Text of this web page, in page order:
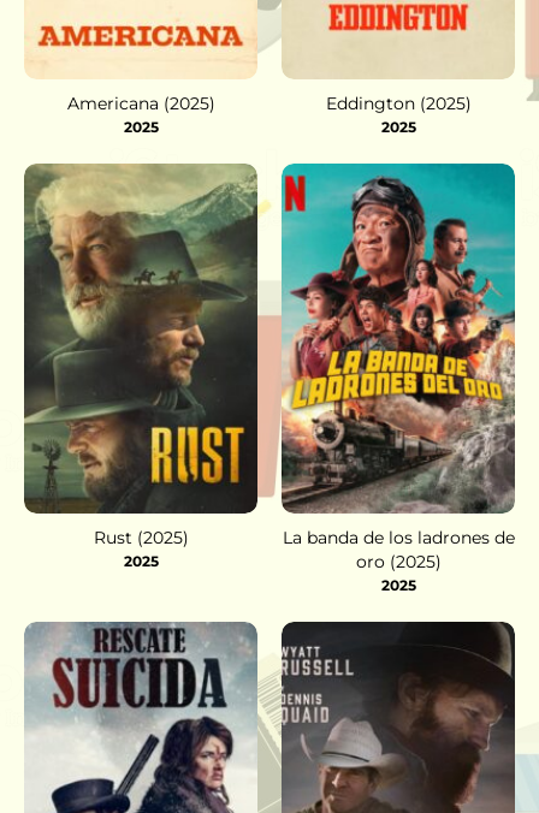
Americana (2025)
2025
Eddington (2025)
2025
Rust (2025)
2025
La banda de los ladrones de
oro (2025)
2025